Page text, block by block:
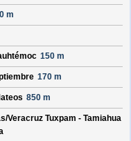
m
150 m
170 m
850 m
Veracruz Tuxpam - Tamiahua